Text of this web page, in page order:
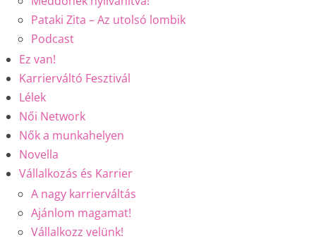
Pataki Zita – Az utolsó lombik
Podcast
Ez van!
Karrierváltó Fesztivál
Lélek
Női Network
Nők a munkahelyen
Novella
Vállalkozás és Karrier
A nagy karrierváltás
Ajánlom magamat!
Vállalkozz velünk!